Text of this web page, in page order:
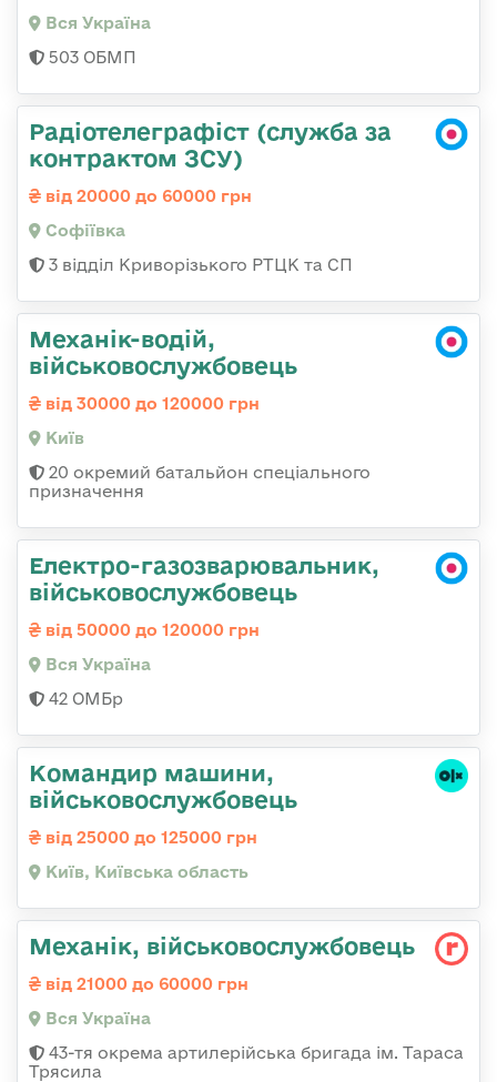
Вся Україна
503 ОБМП
Радіотелеграфіст (служба за
контрактом ЗСУ)
від 20000 до 60000 грн
Софіївка
3 відділ Криворізького РТЦК та СП
Механік-водій,
військовослужбовець
від 30000 до 120000 грн
Київ
20 окремий батальйон спеціального
призначення
Електро-газозварювальник,
військовослужбовець
від 50000 до 120000 грн
Вся Україна
42 ОМБр
Командир машини,
військовослужбовець
від 25000 до 125000 грн
Київ, Київська область
Механік, військовослужбовець
від 21000 до 60000 грн
Вся Україна
43-тя окрема артилерійська бригада ім. Тараса
Трясила